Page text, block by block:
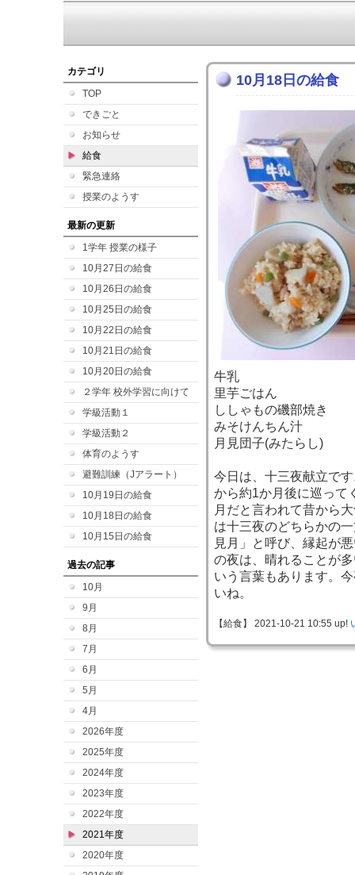
カテゴリ
TOP
できごと
お知らせ
給食
緊急連絡
授業のようす
最新の更新
1学年 授業の様子
10月27日の給食
10月26日の給食
10月25日の給食
10月22日の給食
10月21日の給食
10月20日の給食
２学年 校外学習に向けて
学級活動１
学級活動２
体育のようす
避難訓練（Jアラート）
10月19日の給食
10月18日の給食
10月15日の給食
過去の記事
10月
9月
8月
7月
6月
5月
4月
2026年度
2025年度
2024年度
2023年度
2022年度
2021年度
2020年度
10月18日の給食
牛乳
里芋ごはん
ししゃもの磯部焼き
みそけんちん汁
月見団子(みたらし)
今日は、十三夜献立で
から約1か月後に巡って
月だと言われて昔から
は十三夜のどちらかの
見月」と呼び、縁起が
の夜は、晴れることが
いう言葉もあります。
いね。
【給食】 2021-10-21 10:55 up!